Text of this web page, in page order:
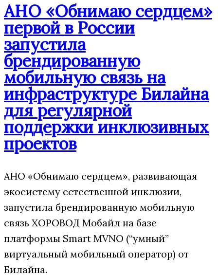
АНО «Обнимаю сердцем»
первой в России
запустила
брендированную
мобильную связь на
инфраструктуре Билайна
для регулярной
поддержки инклюзивных
проектов
АНО «Обнимаю сердцем», развивающая
экосистему естественной инклюзии,
запустила брендированную мобильную
связь ХОРОВОД Мобайл на базе
платформы Smart MVNO (“умный”
виртуальный мобильный оператор) от
Билайна.